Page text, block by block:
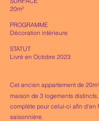
20m²
PROGRAMME
Décoration intérieure
STATUT
Livré en Octobre 2023
Cet ancien appartement de 20m²
maison de 3 logements
complète pour celui-ci afin d’en
saisonnière.